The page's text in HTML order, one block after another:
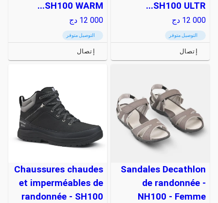
SH100 ULTR...
12 000 دج
التوصيل متوفر
إتصال
SH100 WARM...
12 000 دج
التوصيل متوفر
إتصال
Sandales Decathlon
de randonnée -
NH100 - Femme
Chaussures chaudes
et imperméables de
randonnée - SH100